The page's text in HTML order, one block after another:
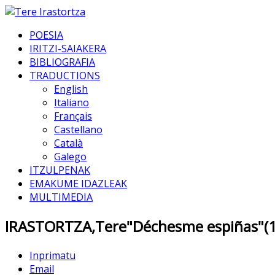
POESIA
IRITZI-SAIAKERA
BIBLIOGRAFIA
TRADUCTIONS
English
Italiano
Français
Castellano
Català
Galego
ITZULPENAK
EMAKUME IDAZLEAK
MULTIMEDIA
IRASTORTZA,Tere"Déchesme
Inprimatu
Email